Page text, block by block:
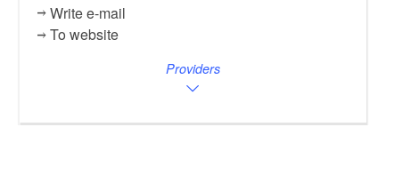
Write e-mail
To website
Providers